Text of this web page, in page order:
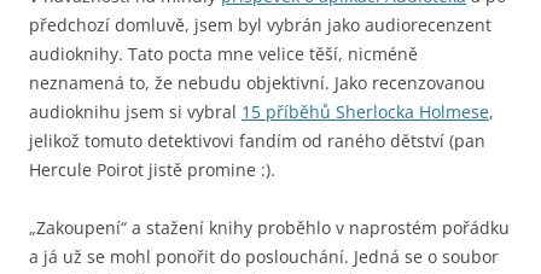
předchozí domluvě, jsem byl vybrán jako audiorecenzent
audioknihy. Tato pocta mne velice těší, nicméně
neznamená to, že nebudu objektivní. Jako recenzovanou
audioknihu jsem si vybral 15 příběhů Sherlocka Holmese,
jelikož tomuto detektivovi fandím od raného dětství (pan
Hercule Poirot jistě promine :).
„Zakoupení“ a stažení knihy proběhlo v naprostém pořádku
a já už se mohl ponořit do poslouchání. Jedná se o soubor